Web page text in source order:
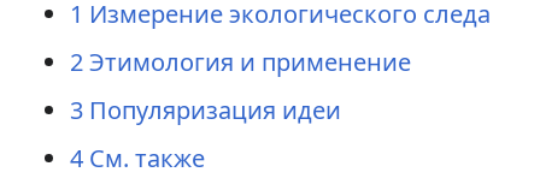
1 Измерение экологического следа
2Этимология и применение
3 Популяризация идеи
4 См. также